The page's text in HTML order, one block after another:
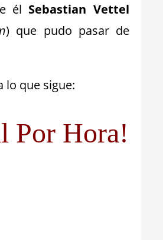
él Sebastian Vettel
) que pudo pasar de
lo que sigue:
Por Hora!